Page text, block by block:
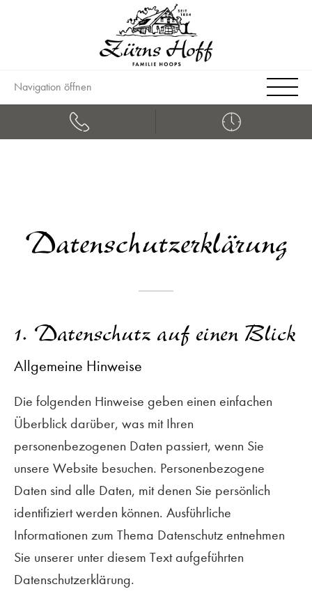
Navigation öffnen
Datenschutzerklärung
1. Datenschutz auf einen Blick
Allgemeine Hinweise
Die folgenden Hinweise geben einen einfachen
Überblick darüber, was mit Ihren
personenbezogenen Daten passiert, wenn Sie
unsere Website besuchen. Personenbezogene
Daten sind alle Daten, mit denen Sie persönlich
identifiziert werden können. Ausführliche
Informationen zum Thema Datenschutz entnehmen
Sie unserer unter diesem Text aufgeführten
Datenschutzerklärung.